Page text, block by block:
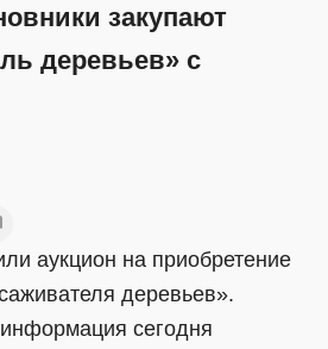
закупают
деревьев» с
аукцион на приобретение
деревьев».
сегодня